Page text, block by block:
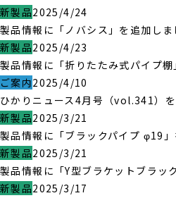
新製品2025/4/24
製品情報に「ノバシス」を追加しま
新製品2025/4/23
製品情報に「折りたたみ式パイプ棚
ご案内2025/4/10
ひかりニュース4月号（vol.341）を
新製品2025/3/21
製品情報に「ブラックパイプ φ19」
新製品2025/3/21
製品情報に「Y型ブラケットブラッ
新製品2025/3/17